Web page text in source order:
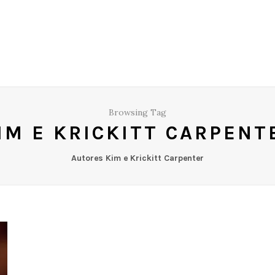
Browsing Tag
E KRICKITT
Autores Kim e Krickitt Carpenter